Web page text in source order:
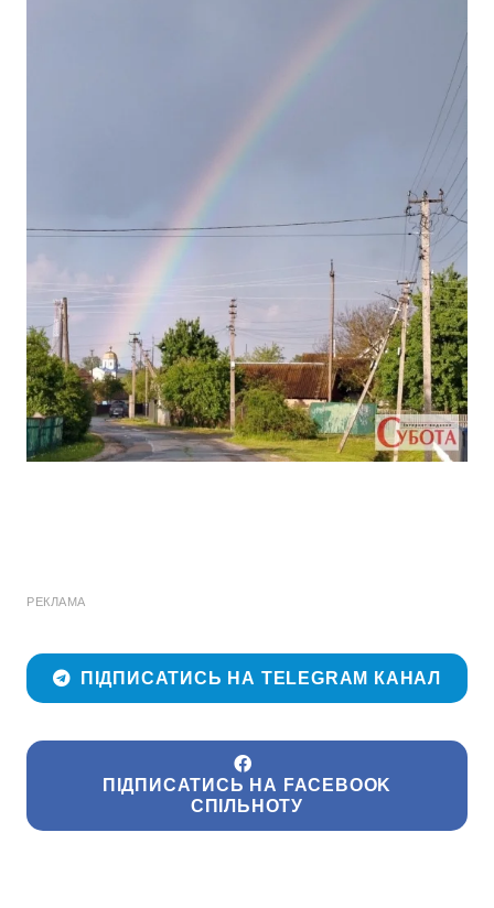
РЕКЛАМА
ПІДПИСАТИСЬ НА TELEGRAM КАНАЛ
ПІДПИСАТИСЬ НА FACEBOOK
СПІЛЬНОТУ